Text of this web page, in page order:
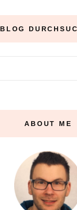
BLOG
ABOUT ME